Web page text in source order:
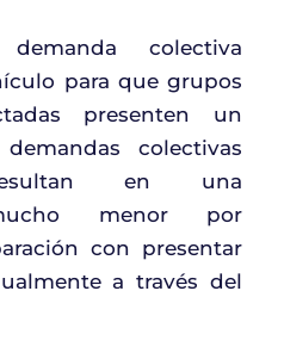
colectiva
para que grupos
presenten un
colectivas
en una
menor por
con presentar
a través del